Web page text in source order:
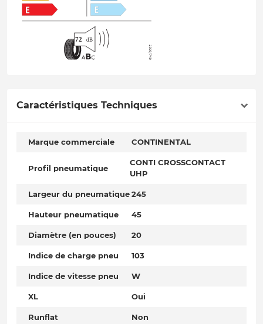
Caractéristiques Techniques
Marque commerciale CONTINENTAL
Profil pneumatique
CONTI CROSSCONTACT
UHP
Largeur du pneumatique245
Hauteur pneumatique 45
Diamètre (en pouces) 20
Indice de charge pneu 103
Indice de vitesse pneu W
XL Oui
Runflat Non